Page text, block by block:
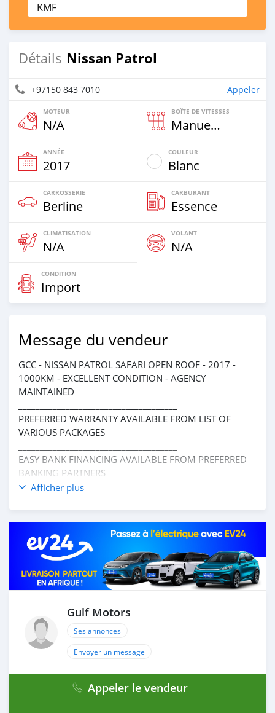
KMF
Détails Nissan Patrol
+97150 843 7010 Appeler
MOTEUR
N/A
BOÎTE DE VITESSES
Manuelle
ANNÉE
2017
COULEUR
Blanc
CARROSSERIE
Berline
CARBURANT
Essence
CLIMATISATION
N/A
VOLANT
N/A
CONDITION
Import
Message du vendeur
GCC - NISSAN PATROL SAFARI OPEN ROOF - 2017 -
1000KM - EXCELLENT CONDITION - AGENCY
MAINTAINED
PREFERRED WARRANTY AVAILABLE FROM LIST OF
VARIOUS PACKAGES
EASY BANK FINANCING AVAILABLE FROM PREFERRED
BANKING PARTNERS
_____________________________________
OPTIONS :
* DIFF LOCK
* MANUAL TRANSMISSION
* 4 WHEEL DRIVE
* FM/ AM
AND MANY MORE
CASH PURCHASE
---------------------------
DOCUMENTS REQUIRED
* DRIVING LICENSE
BANK FINANCE
Afficher plus
Gulf Motors
Ses annonces
Envoyer un message
Appeler le vendeur